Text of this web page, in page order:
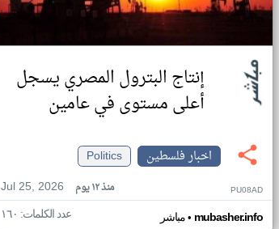
إنتاج البترول المصري يسجل
أعلى مستوى في عامين
اخبار فلسطين
Politics
Jul 25, 2026
منذ ١٢ يوم PU08AD
مباشر• mubasher.info عدد الكلمات: ١٦٠